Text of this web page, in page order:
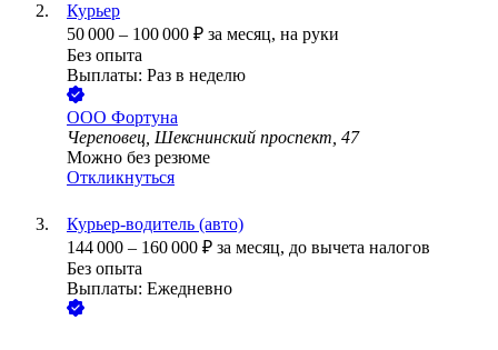
Курьер
50 000 – 100 000 ₽ за месяц, на руки
Без опыта
Выплаты: Раз в неделю
ООО Фортуна
Череповец, Шекснинский проспект, 47
Можно без резюме
Откликнуться
Курьер‑водитель (авто)
144 000 – 160 000 ₽ за месяц, до вычета налогов
Без опыта
Выплаты: Ежедневно